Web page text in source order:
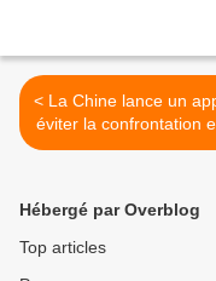
< La Chine lance un appel à
éviter la confrontation
les États-Unis et la
Hébergé par Overblog
Top articles